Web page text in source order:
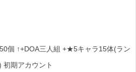
個 ↑+DOA三人組 +★5キャラ15体(ラン
初期アカウント